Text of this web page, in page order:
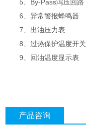
5、By-Pass泻压回路
6、异常警报蜂鸣器
7、出油压力表
8、过热保护温度开关
9、回油温度显示表
产品咨询